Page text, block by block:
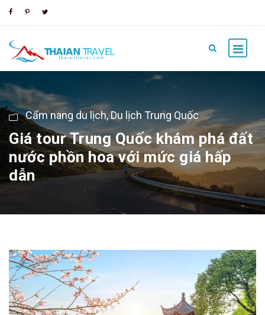
Cẩm nang du lịch,Du lịch Trung Quốc
Giá tour Trung Quốc khám phá đất
nước phồn hoa với mức giá hấp
dẫn